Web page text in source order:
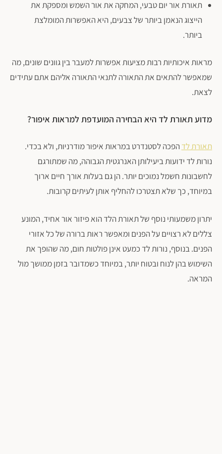
תאורת אור יום טבעי, המחקה את אור השמש ומספקת את
הייצוג הנאמן ביותר של צבעים, היא האפשרות המומלצת
ביותר.
מראות איכותיות רבות מציעות אפשרות למעבר בין גוונים שונים, מה
שמאפשר להתאים את התאורה לתנאי התאורה אליהם אתם עתידים
לצאת.
מדוע תאורת לד היא הבחירה המועדפת למראות איפור?
תאורת לדהפכה לסטנדרט במראות איפור מודרניות, ולא בכדי.
נורות לד ידועות ביעילותן האנרגטית הגבוהה, מה שמתורגם
לחשבונות חשמל נמוכים יותר. הן גם בעלות אורך חיים ארוך
במיוחד, כך שלא תצטרכו להחליף אותן לעיתים קרובות.
יתרון משמעותי נוסף של תאורת הלד הוא פיזור אור אחיד, המונע
צללים לא רצויים על הפנים ומאפשר ראות ברורה של כל אזורי
הפנים. בנוסף, נורות לד כמעט אינן פולטות חום, מה שהופך את
השימוש בהן לנוח ובטוח יותר, במיוחד כשמדובר בזמן ממושך מול
המראה.